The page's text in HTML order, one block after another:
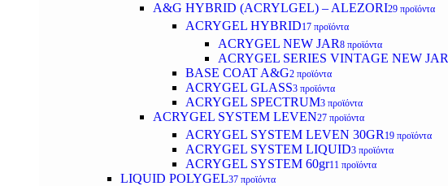
A&G HYBRID (ACRYLGEL) – ALEZORI29 προϊόντα
ACRYGEL HYBRID17 προϊόντα
ACRYGEL NEW JAR8 προϊόντα
ACRYGEL SERIES VINTAGE NEW JAR
BASE COAT A&G2 προϊόντα
ACRYGEL GLASS3 προϊόντα
ACRYGEL SPECTRUM3 προϊόντα
ACRYGEL SYSTEM LEVEN27 προϊόντα
ACRYGEL SYSTEM LEVEN 30GR 19 προϊόντα
ACRYGEL SYSTEM LIQUID3 προϊόντα
ACRYGEL SYSTEM 60gr11 προϊόντα
LIQUID POLYGEL37 προϊόντα